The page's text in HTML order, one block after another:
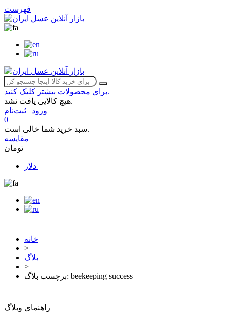
فهرست
برای محصولات بیشتر کلیک کنید.
هیچ کالایی یافت نشد.
ورود | ثبت‌نام
0
سبد خرید شما خالی است.
مقایسه
خانه
>
بلاگ
>
برچسب بلاگ: beekeeping success
راهنمای وبلاگ